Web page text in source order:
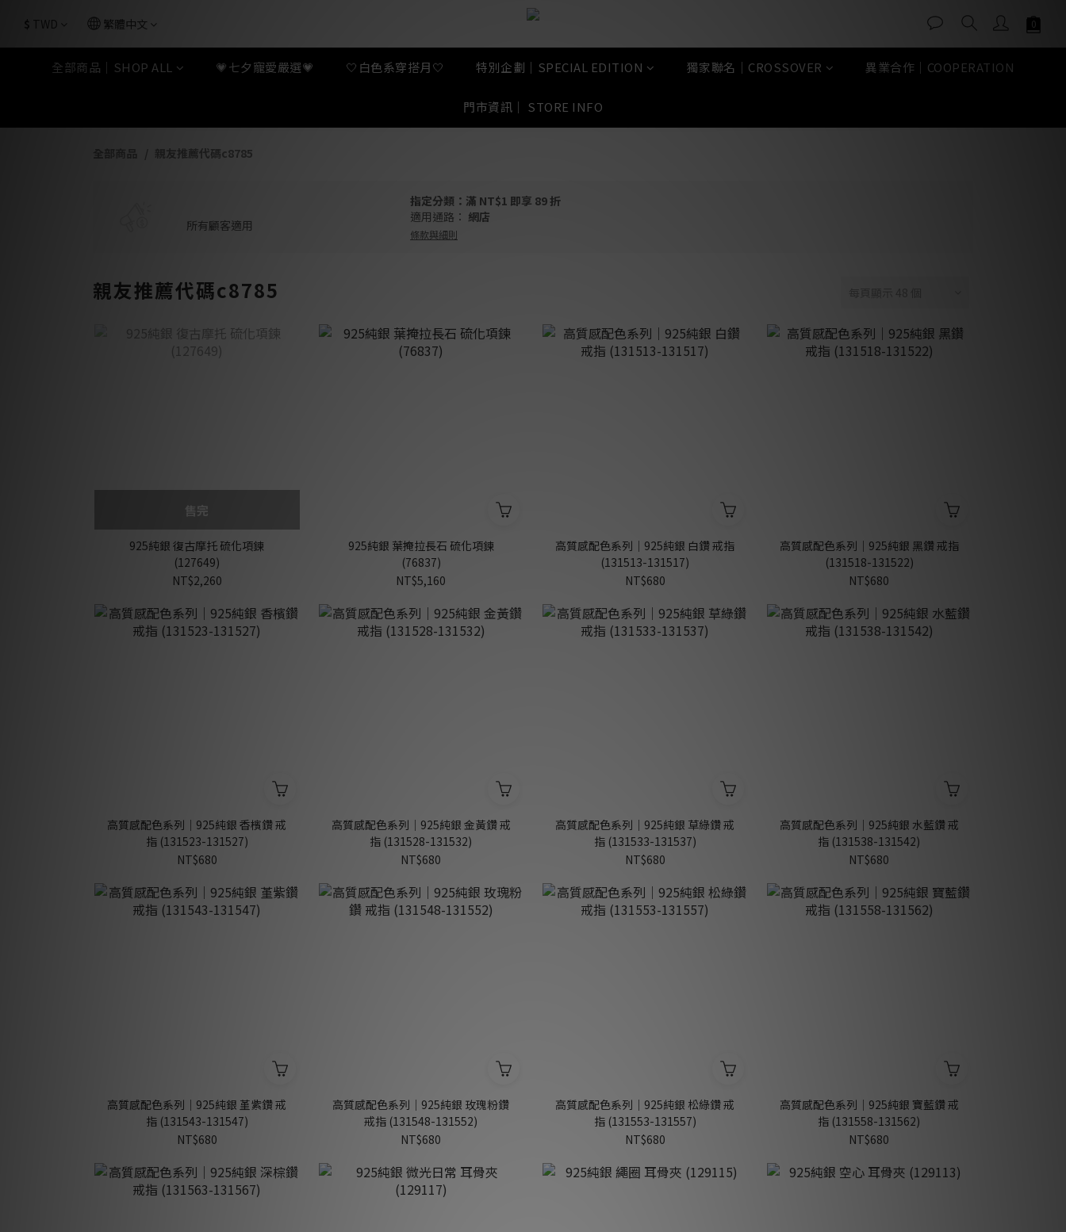
$ TWD 繁體中文
全部商品｜SHOP ALL 💗七夕寵愛嚴選💗 🤍白色系穿搭月🤍 特別企劃｜SPECIAL EDITION 獨家聯名｜CROSSOVER 異業合作｜COOPERATION
門市資訊｜ STORE INFO
親友推薦代碼c8785
所有顧客適用
指定分類：滿 NT$1 即享 89 折
適用通路： 網店
條款與細則
親友推薦代碼c8785
售完
925純銀 復古摩托 硫化項鍊
(127649)
NT$2,260
925純銀 葉掩拉長石 硫化項鍊
(76837)
NT$5,160
高質感配色系列｜925純銀 白鑽 戒指
(131513-131517)
NT$680
高質感配色系列｜925純銀 黑鑽 戒指
(131518-131522)
NT$680
高質感配色系列｜925純銀 香檳鑽 戒
指 (131523-131527)
NT$680
高質感配色系列｜925純銀 金黃鑽 戒
指 (131528-131532)
NT$680
高質感配色系列｜925純銀 草綠鑽 戒
指 (131533-131537)
NT$680
高質感配色系列｜925純銀 水藍鑽 戒
指 (131538-131542)
NT$680
高質感配色系列｜925純銀 堇紫鑽 戒
指 (131543-131547)
NT$680
高質感配色系列｜925純銀 玫瑰粉鑽
戒指 (131548-131552)
NT$680
高質感配色系列｜925純銀 松綠鑽 戒
指 (131553-131557)
NT$680
高質感配色系列｜925純銀 寶藍鑽 戒
指 (131558-131562)
NT$680